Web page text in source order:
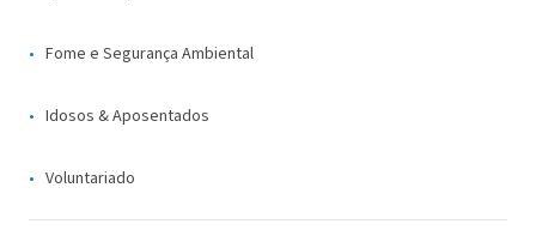
Fome e Segurança Ambiental
Idosos & Aposentados
Voluntariado